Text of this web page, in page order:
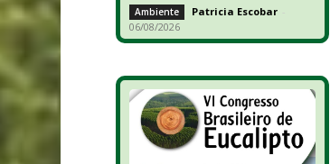
Ambiente Patricia Escobar -
06/08/2026